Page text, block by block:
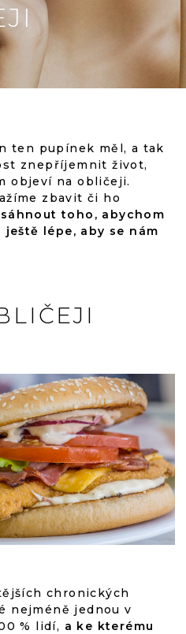
ten pupínek měl, a tak
znepříjemnit život,
objeví na obličeji.
zbavit či ho
toho, abychom
lépe, aby se nám
chronických
nejméně jednou v
% lidí, a ke kterému